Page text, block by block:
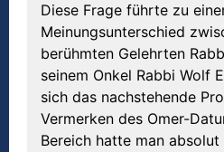
Diese Frage führte zu
Meinungsunterschied
berühmten Gelehrten
seinem Onkel Rabbi Wolf
sich das nachstehende
Vermerken des Omer-
Bereich hatte man